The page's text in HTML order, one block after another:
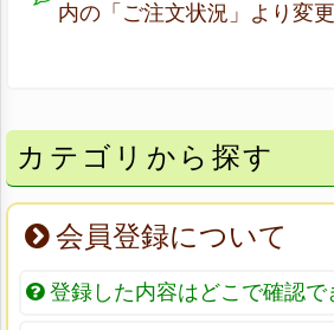
内の「ご注文状況」より変
カテゴリから探す
会員登録について
登録した内容はどこで確認で